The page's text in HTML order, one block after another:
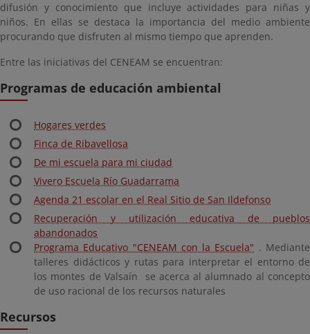
difusión y conocimiento que incluye actividades para niñas y
niños. En ellas se destaca la importancia del medio ambiente
procurando que disfruten al mismo tiempo que aprenden.
Entre las iniciativas del CENEAM se encuentran:
Programas de educación ambiental
Hogares verdes
Finca de Ribavellosa
De mi escuela para mi ciudad
Vivero Escuela Río Guadarrama
Agenda 21 escolar en el Real Sitio de San Ildefonso
Recuperación y utilización educativa de pueblos
abandonados
Programa Educativo "CENEAM con la Escuela" . Mediante
talleres didácticos y rutas para interpretar el entorno de
los montes de Valsaín se acerca al alumnado al concepto
de uso racional de los recursos naturales
Recursos